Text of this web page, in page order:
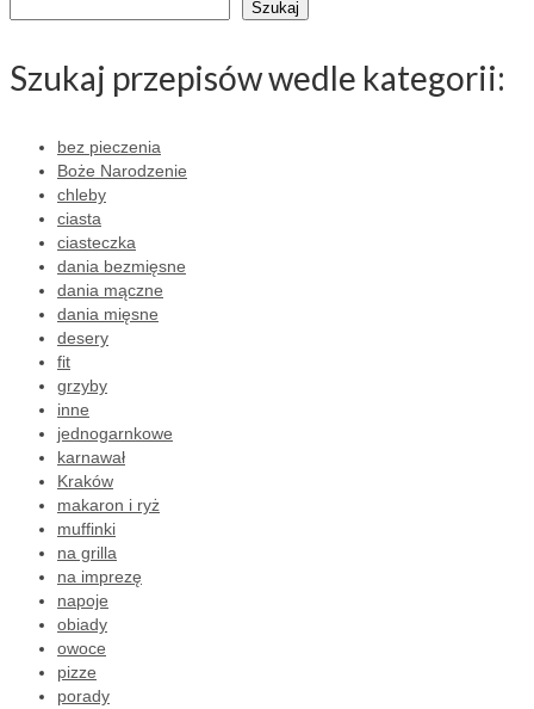
Szukaj
Szukaj przepisów wedle kategorii:
bez pieczenia
Boże Narodzenie
chleby
ciasta
ciasteczka
dania bezmięsne
dania mączne
dania mięsne
desery
fit
grzyby
inne
jednogarnkowe
karnawał
Kraków
makaron i ryż
muffinki
na grilla
na imprezę
napoje
obiady
owoce
pizze
porady